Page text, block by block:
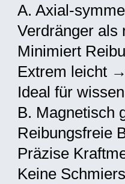
A.
Verdränger als
Minimiert
Extrem leicht
Ideal für
B. Magnetisch
Reibungsfreie
Präzise
Keine